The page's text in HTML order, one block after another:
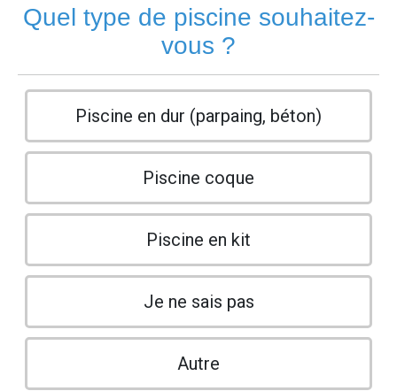
Quel type de piscine souhaitez-
vous ?
Piscine en dur (parpaing, béton)
Piscine coque
Piscine en kit
Je ne sais pas
Autre